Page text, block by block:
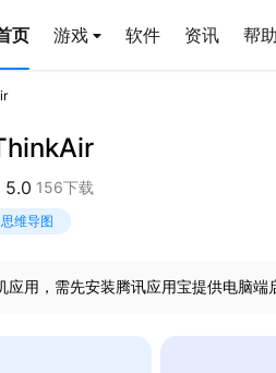
页 游戏 软件 资讯 帮
5.0 156下载
思维导图
应用，需先安装腾讯应用宝提供电脑